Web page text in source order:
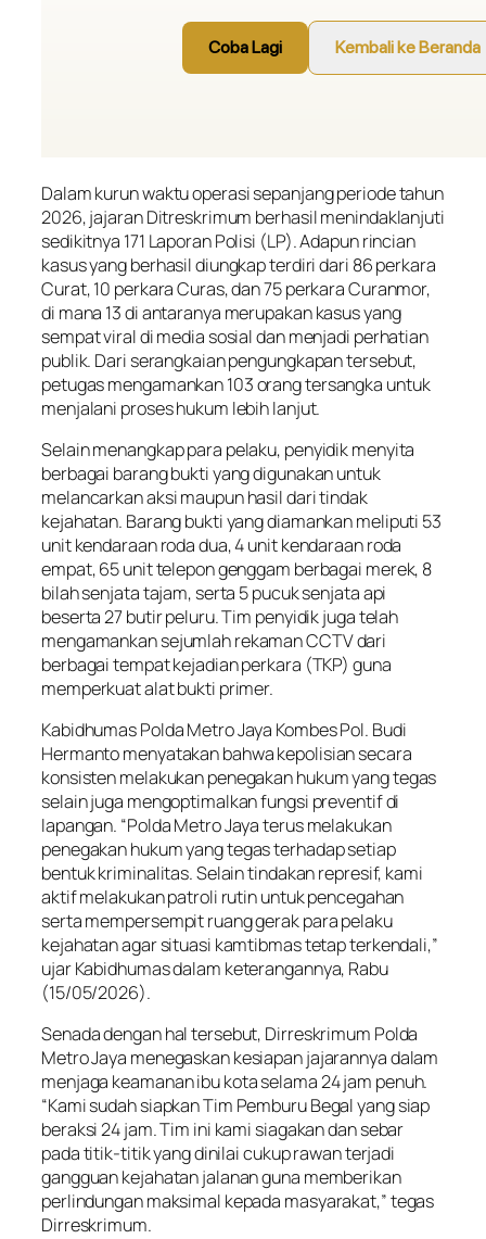
Dalam kurun waktu operasi sepanjang periode tahun
2026, jajaran Ditreskrimum berhasil menindaklanjuti
sedikitnya 171 Laporan Polisi (LP). Adapun rincian
kasus yang berhasil diungkap terdiri dari 86 perkara
Curat, 10 perkara Curas, dan 75 perkara Curanmor,
di mana 13 di antaranya merupakan kasus yang
sempat viral di media sosial dan menjadi perhatian
publik. Dari serangkaian pengungkapan tersebut,
petugas mengamankan 103 orang tersangka untuk
menjalani proses hukum lebih lanjut.
Selain menangkap para pelaku, penyidik menyita
berbagai barang bukti yang digunakan untuk
melancarkan aksi maupun hasil dari tindak
kejahatan. Barang bukti yang diamankan meliputi 53
unit kendaraan roda dua, 4 unit kendaraan roda
empat, 65 unit telepon genggam berbagai merek, 8
bilah senjata tajam, serta 5 pucuk senjata api
beserta 27 butir peluru. Tim penyidik juga telah
mengamankan sejumlah rekaman CCTV dari
berbagai tempat kejadian perkara (TKP) guna
memperkuat alat bukti primer.
Kabidhumas Polda Metro Jaya Kombes Pol. Budi
Hermanto menyatakan bahwa kepolisian secara
konsisten melakukan penegakan hukum yang tegas
selain juga mengoptimalkan fungsi preventif di
lapangan. “Polda Metro Jaya terus melakukan
penegakan hukum yang tegas terhadap setiap
bentuk kriminalitas. Selain tindakan represif, kami
aktif melakukan patroli rutin untuk pencegahan
serta mempersempit ruang gerak para pelaku
kejahatan agar situasi kamtibmas tetap terkendali,”
ujar Kabidhumas dalam keterangannya, Rabu
(15/05/2026).
Senada dengan hal tersebut, Dirreskrimum Polda
Metro Jaya menegaskan kesiapan jajarannya dalam
menjaga keamanan ibu kota selama 24 jam penuh.
“Kami sudah siapkan Tim Pemburu Begal yang siap
beraksi 24 jam. Tim ini kami siagakan dan sebar
pada titik-titik yang dinilai cukup rawan terjadi
gangguan kejahatan jalanan guna memberikan
perlindungan maksimal kepada masyarakat,” tegas
Dirreskrimum.